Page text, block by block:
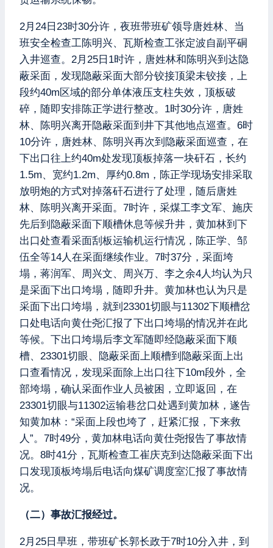
2月24日23时30分许，夜班带班矿领导唐姓林、当
班安全检查工陈明兴、瓦斯检查工张定波自副平硐
入井巡查。2月25日1时许，唐姓林和陈明兴到达隐
蔽采面，发现隐蔽采面大部分铰接顶梁未铰接，上
段约40m区域的部分单体液压支柱失效，顶板破
碎，随即安排陈正学进行整改。1时30分许，唐姓
林、陈明兴离开隐蔽采面到井下其他地点巡查。6时
10分许，唐姓林、陈明兴再次到隐蔽采面巡查，在
下出口往上约40m处发现顶板掉落一块矸石，长约
1.5m、宽约1.2m、厚约0.8m，陈正学现场安排采取
放明炮的方式对掉落矸石进行了处理，随后唐姓
林、陈明兴离开采面。7时许，采煤工李文军、施庆
先后到隐蔽采面下顺槽休息等候升井，黄加林到下
出口处查看采面刮板运输机运行情况，陈正学、邹
伍全等14人在采面继续作业。7时37分，采面垮
塌，蒋润军、周兴文、周兴万、李之余4人均认为只
是采面下出口垮塌，随即升井。黄加林也认为只是
采面下出口垮塌，就到23301切眼与11302下顺槽岔
口处电话向黄仕尧汇报了下出口垮塌的情况并在此
等候。下出口垮塌后李文军随即经隐蔽采面下顺
槽、23301切眼、隐蔽采面上顺槽到隐蔽采面上出
口查看情况，发现采面除上出口往下10m段外，全
部垮塌，确认采面作业人员被困，立即返回，在
23301切眼与11302运输巷岔口处遇到黄加林，遂告
知黄加林：“采面上段也垮了，赶紧汇报，下来救
人”。7时49分，黄加林电话向黄仕尧报告了事故情
况。8时41分，瓦斯检查工崔庆克到达隐蔽采面下出
口发现顶板垮塌后电话向煤矿调度室汇报了事故情
况。
（二）事故汇报经过。
2月25日早班，带班矿长郭长政于7时10分入井，到